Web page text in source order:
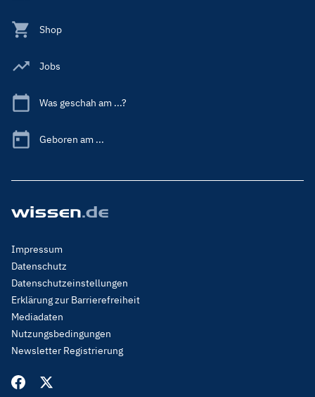
Shop
Jobs
Was geschah am ...?
Geboren am ...
Footer
Menu
Legal
Impressum
Datenschutz
Datenschutzeinstellungen
Erklärung zur Barrierefreiheit
Mediadaten
Nutzungsbedingungen
Newsletter Registrierung